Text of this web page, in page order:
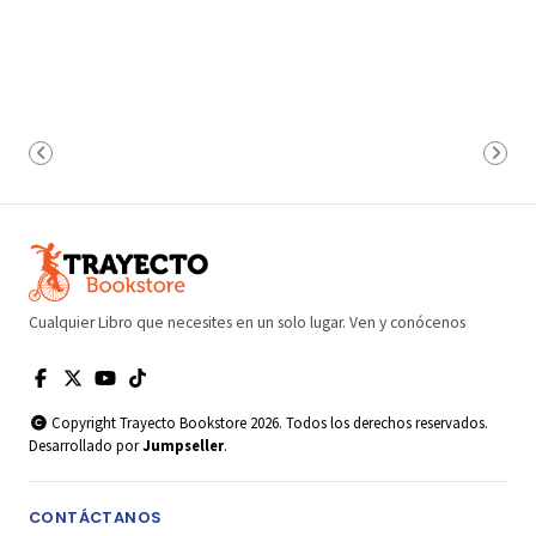
Cualquier Libro que necesites en un solo lugar. Ven y conócenos
Copyright Trayecto Bookstore 2026. Todos los derechos reservados.
Desarrollado porJumpseller.
CONTÁCTANOS